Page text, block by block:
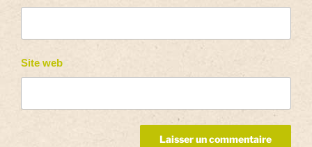
Site web